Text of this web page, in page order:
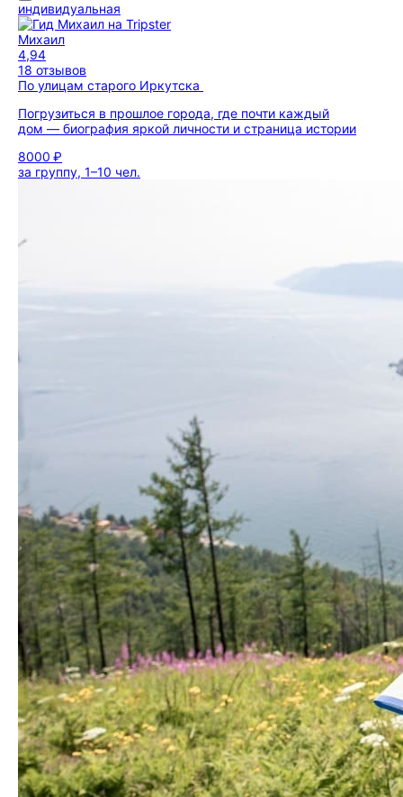
индивидуальная
Михаил
4,94
18 отзывов
По улицам старого Иркутска
Погрузиться в прошлое города, где почти каждый
дом — биография яркой личности и страница истории
8000 ₽
за группу, 1–10 чел.